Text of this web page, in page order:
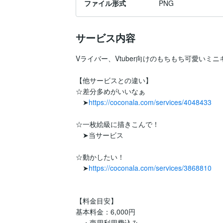
ファイル形式 PNG
サービス内容
Vライバー、Vtuber向けのもちもち可愛いミニ
【他サービスとの違い】
☆差分多めがいいなぁ
➤https://coconala.com/services/4048433
☆一枚絵級に描きこんで！
➤当サービス
☆動かしたい！
➤https://coconala.com/services/3868810
【料金目安】
基本料金：6,000円